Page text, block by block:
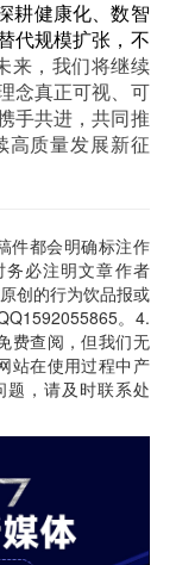
耕健康化、数智
代规模扩张，不
来，我们将继续
念真正可视、可
手共进，共同推
高质量发展新征
件都会明确标注作
必注明文章作者
创的行为饮品报或
。4.
费查阅，但我们无
站在使用过程中产
，请及时联系处